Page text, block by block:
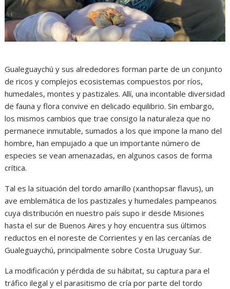
Gualeguaychú y sus alrededores forman parte de un conjunto
de ricos y complejos ecosistemas compuestos por ríos,
humedales, montes y pastizales. Allí, una incontable diversidad
de fauna y flora convive en delicado equilibrio. Sin embargo,
los mismos cambios que trae consigo la naturaleza que no
permanece inmutable, sumados a los que impone la mano del
hombre, han empujado a que un importante número de
especies se vean amenazadas, en algunos casos de forma
crítica.
Tal es la situación del tordo amarillo (xanthopsar flavus), un
ave emblemática de los pastizales y humedales pampeanos
cuya distribución en nuestro país supo ir desde Misiones
hasta el sur de Buenos Aires y hoy encuentra sus últimos
reductos en el noreste de Corrientes y en las cercanías de
Gualeguaychú, principalmente sobre Costa Uruguay Sur.
La modificación y pérdida de su hábitat, su captura para el
tráfico ilegal y el parasitismo de cría por parte del tordo